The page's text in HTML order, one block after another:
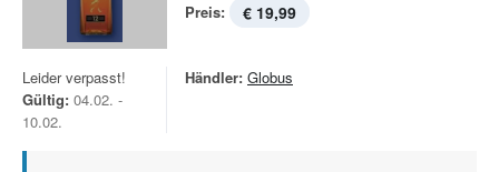
Preis: € 19,99
Leider verpasst!
Gültig: 04.02. -
10.02.
Händler: Globus